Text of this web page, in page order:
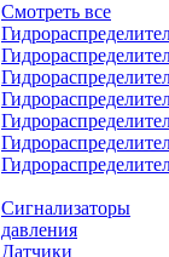
Смотреть все
Сигнализаторы
давления
Датчики